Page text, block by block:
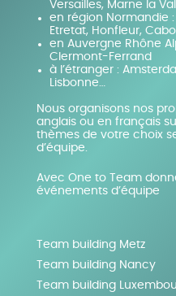
Versailles, Marne la
en région Normandie :
Etretat, Honfleur,
en Auvergne Rhône
Clermont-Ferrand
à l’étranger :
Lisbonne…
Nous organisons nos
anglais ou en français
thèmes de votre choix
d’équipe.
Avec One to Team
événements d’équipe
Team building Metz
Team building Nancy
Team building